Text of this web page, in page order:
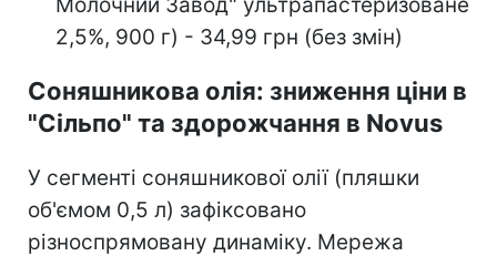
2,5%, 900 г) - 34,99 грн (без змін)
Соняшникова олія: зниження ціни в
"Сільпо" та здорожчання в Novus
У сегменті соняшникової олії (пляшки
об'ємом 0,5 л) зафіксовано
різноспрямовану динаміку. Мережа